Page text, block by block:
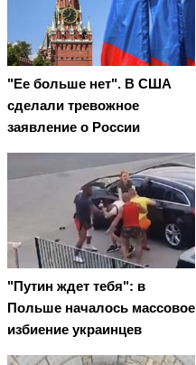
"Ее больше нет". В США
сделали тревожное
заявление о России
"Путин ждет тебя": в
Польше началось массовое
избиение украинцев